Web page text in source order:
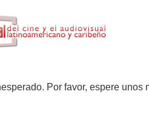
Por favor, espere unos